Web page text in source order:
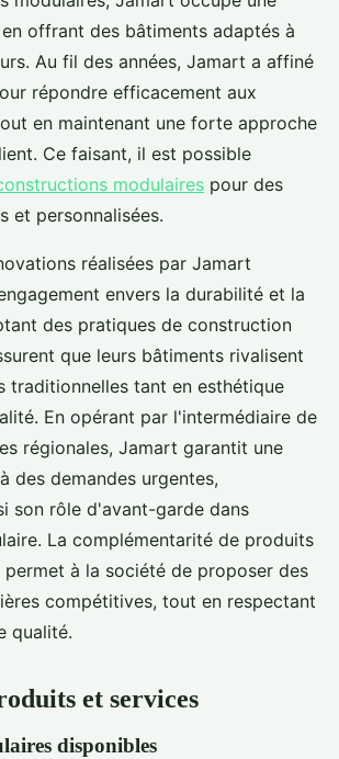
offrant des bâtiments adaptés à
Au fil des années, Jamart a affiné
répondre efficacement aux
en maintenant une forte approche
Ce faisant, il est possible
modulaires pour des
et personnalisées.
réalisées par Jamart
envers la durabilité et la
des pratiques de construction
que leurs bâtiments rivalisent
traditionnelles tant en esthétique
En opérant par l'intermédiaire de
régionales, Jamart garantit une
des demandes urgentes,
son rôle d'avant-garde dans
La complémentarité de produits
permet à la société de proposer des
compétitives, tout en respectant
qualité.
et services
disponibles